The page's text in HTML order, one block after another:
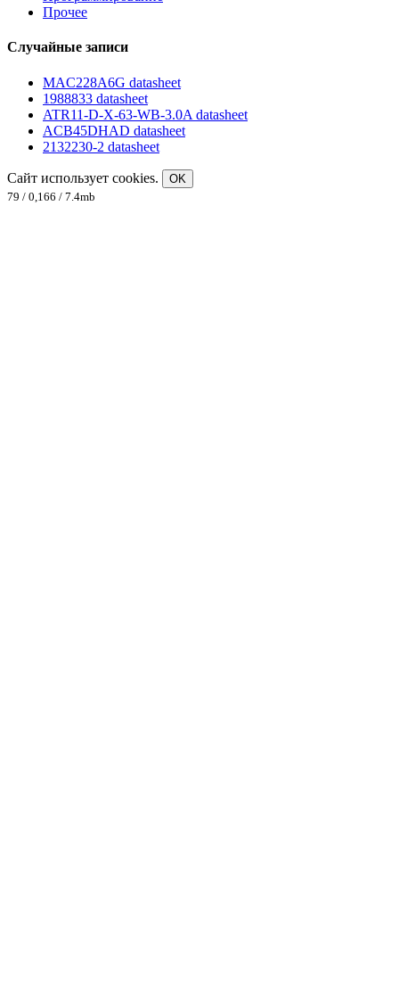
Прочее
Случайные записи
MAC228A6G datasheet
1988833 datasheet
ATR11-D-X-63-WB-3.0A datasheet
ACB45DHAD datasheet
2132230-2 datasheet
Сайт использует cookies.
OK
79 / 0,166 / 7.4mb